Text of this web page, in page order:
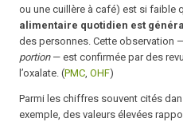
ou une cuillère à café) est si faible
alimentaire quotidien est
des personnes. Cette observation
portion— est confirmée par des
l’oxalate. (PMC, OHF)
Parmi les chiffres souvent cités
exemple, des valeurs élevées